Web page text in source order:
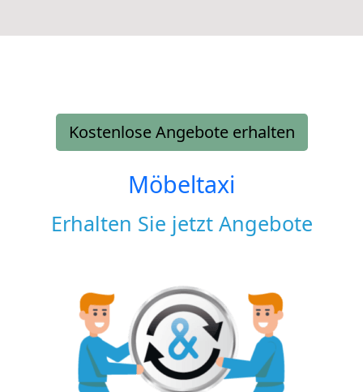
Kostenlose Angebote erhalten
Möbeltaxi
Erhalten Sie jetzt Angebote